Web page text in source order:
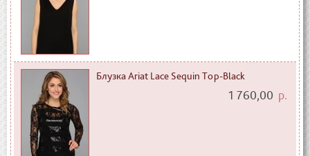
Блузка Ariat Lace Sequin Top-Black
1 760,00 р.